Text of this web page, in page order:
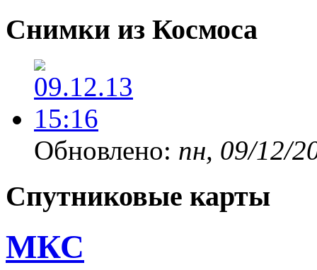
Снимки из Космоса
Обновлено: пн, 09/12/
Спутниковые карты
МКС